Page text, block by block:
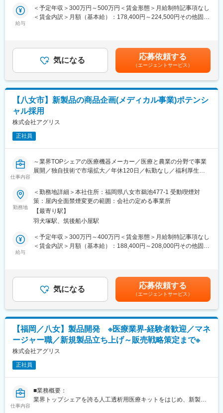
■当社について：
当社は病院や施設、ご自宅で使われる電動ベッドや伝い歩き用の
■職務内容の変更の範囲補足：
入社後当面は記載の業務に従事いただきますが、将来的にご本人
の適性に合わせ配置転換の可能性があります。
変更の範囲：当社業務全般（本文内に詳細記載）
・いちごを作っていくうえで必要な農業資材の肥料・資材の開
発 等
・既存商品の改良、新商品企画 等
■アグリ事業部について：
アグリ事業部は「しぜん」にやさしい新しい発想と創造で、お客
様に必要とされる革新的な農業資材の開発と製造、販売を行って
となっているいちご産地の問題点を解消し、作業性の向上と収穫
増の両立を実現したことで高い評価を受けました。近年では観光
農園への導入も進んでいます。
若い社員が多く活気の有る職場です。（平均年齢も30代前半）ま
た事業部長も40代前半と若い社員にもチャンスを与える風土があ
内でバンドも組んだりしており、社員同士が仲が非常に良いで
す。
変更の範囲：本文参照
給与
＜予定年収＞300万円～500万円＜賃金形態＞月給制特記事項なし
＜賃金内訳＞月額（基本給）：178,400円～224,500円その他固定
年2回(基本給×3～4ヶ月分)業績に伴い別途期末賞与有■固定時間を
超過した場合、別途残業代支給。■その他固定手当には、業務手当
（16,000円）・住宅手当（7,000円～40,000円）を含みます賃金
はあくまでも目安の金額であり、選考を通じて上下する可能性が
あります。月給(月額)は固定手当を含めた表記です。
気になる 応募依頼する
（エージェントサービス）
【八女市】新製品の商品企画(メディカル事業)ポテンシ
ャル採用
株式会社アグリス
正社員
仕事内容
～業界TOPシェアの医療機器メーカー／医療と農業の分野で事業
展開／独自技術で市場拡大／年休120日／転勤なし／福利厚生充
活気のある環境～
■募集概要
【変更の範囲：会社の定める業務】
業界TOPシェアを誇る同社にて医療業界等で使用される消毒用の
消耗品関連での既存・新商品企画をご担当頂ける方を募集いたし
ます。またその他商品企画もゆくゆく担うことは可能となってお
ります。
くみ取り、社内へ持ち帰り、当社にてどのような商品を作ること
ができるのか社内部署と連携・すり合わせを行い商品企画を行っ
ていただきます。
将来的には新製品の開発業務・試作品の製造から厚生労働省の申
請業務、認可までのフォロー等の幅広い業務をを行って頂きま
す。
医療業界における学会や研究会等にも積極的に参加頂き、意見交
また他メーカーとの共同生産も想定される為、その際の担当も担
って頂きます。
社会問題である生活習慣病等の増加から人工透析の市場は年々拡
大しております。それに伴い人工透析向けの受注は増加してお
勤務地
＜勤務地詳細＞本社住所：福岡県八女市鵜池477-1 受動喫煙対
策：屋内全面禁煙変更の範囲：会社の定める事業所
【最寄り駅】
羽犬塚駅、筑後船小屋駅
給与
＜予定年収＞300万円～400万円＜賃金形態＞月給制特記事項なし
＜賃金内訳＞月額（基本給）：188,400円～208,000円その他固定
む）＜昇給有無＞有＜残業手当＞有＜給与補足＞■経験・年齢等を
考慮し、決定いたします。■昇給：年1回■賞与：年2回(基本給×3
～4ヶ月分)業績に伴い別途期末賞与有■その他固定手当には、業務
手当（16,000円）・住宅手当（7,000円～40,000円）を含みます
賃金はあくまでも目安の金額であり、選考を通じて上下する可能
性があります。月給(月額)は固定手当を含めた表記です。
気になる 応募依頼する
（エージェントサービス）
【福岡／八女】製品開発 ※医療業界-経験者歓迎／マネ
ージャー職／新規製品立ち上げ～販売戦略策定まで※
株式会社アグリス
正社員
仕事内容
■業務概要：
業界トップシェアを誇る人工透析用医療キットをはじめ、新製品